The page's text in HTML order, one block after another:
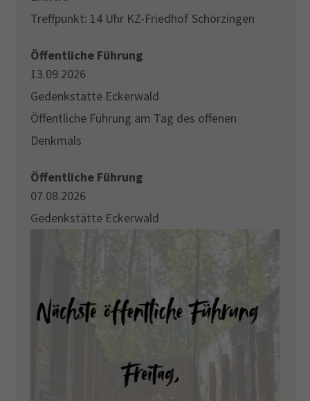
info@yourdomain.com
About us
Lorem ipsum dolor sit amet, consectetuer
adipiscing elit.
Aenean commodo ligula eget dolor. Aenean massa.
Cum sociis natoque penatibus et magnis dis
parturient montes, nascetur ridiculus mus. Donec
quam felis, ultricies nec.
Treffpunkt: 14 Uhr KZ-Friedhof Schörzingen
Öffentliche Führung
13.09.2026
Gedenkstätte Eckerwald
Öffentliche Führung am Tag des offenen
Denkmals
Öffentliche Führung
07.08.2026
Gedenkstätte Eckerwald